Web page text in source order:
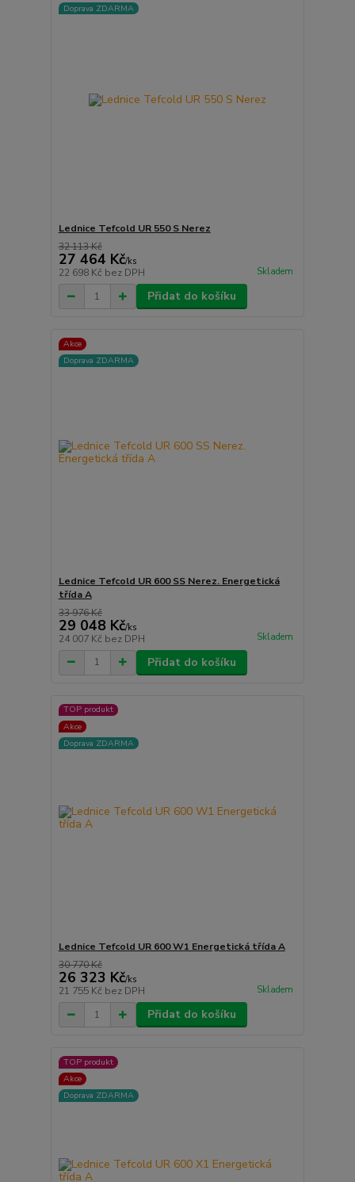
Doprava ZDARMA
Lednice Tefcold UR 550 S Nerez
32 113 Kč
27 464 Kč/ks
22 698 Kč bez DPH Skladem
Přidat do košíku
Akce
Doprava ZDARMA
Lednice Tefcold UR 600 SS Nerez. Energetická
třída A
33 976 Kč
29 048 Kč/ks
24 007 Kč bez DPH Skladem
Přidat do košíku
TOP produkt
Akce
Doprava ZDARMA
Lednice Tefcold UR 600 W1 Energetická třída A
30 770 Kč
26 323 Kč/ks
21 755 Kč bez DPH Skladem
Přidat do košíku
TOP produkt
Akce
Doprava ZDARMA